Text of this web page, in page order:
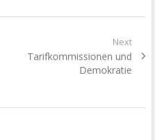
Next
Next
Tarifkommissionen und
Demokratie